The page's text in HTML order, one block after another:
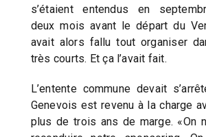
s’étaient entendus en
deux mois avant le départ du
avait alors fallu tout organiser
très courts. Et ça l’avait fait.
L’entente commune devait
Genevois est revenu à la charge
plus de trois ans de marge. «On